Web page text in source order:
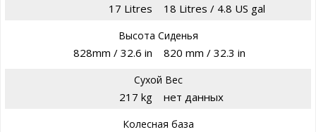
17 Litres 18 Litres / 4.8 US gal
Высота Сиденья
828mm / 32.6 in 820 mm / 32.3 in
Сухой Вес
217 kg нет данных
Колесная база